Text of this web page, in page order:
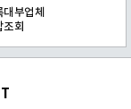
대부업체
회